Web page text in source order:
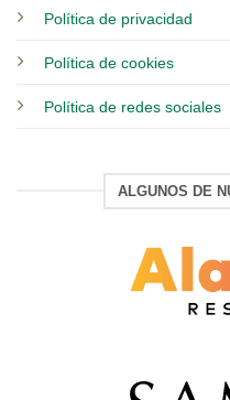
Política de privacidad
Política de cookies
Política de redes sociales
ALGUNOS DE